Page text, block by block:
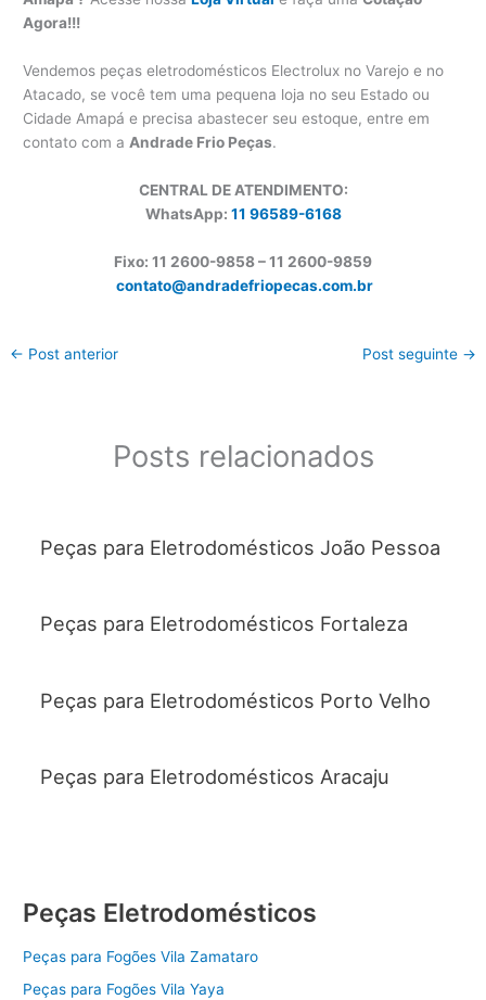
Agora!!!
Vendemos peças eletrodomésticos Electrolux no Varejo e no
Atacado, se você tem uma pequena loja no seu Estado ou
Cidade Amapá e precisa abastecer seu estoque, entre em
contato com aAndrade Frio Peças.
CENTRAL DE ATENDIMENTO:
WhatsApp: 11 96589-6168
Fixo: 11 2600-9858 – 11 2600-9859
contato@andradefriopecas.com.br
← Post anterior Post seguinte →
Posts relacionados
Peças para Eletrodomésticos João Pessoa
Peças para Eletrodomésticos Fortaleza
Peças para Eletrodomésticos Porto Velho
Peças para Eletrodomésticos Aracaju
Peças Eletrodomésticos
Peças para Fogões Vila Zamataro
Peças para Fogões Vila Yaya